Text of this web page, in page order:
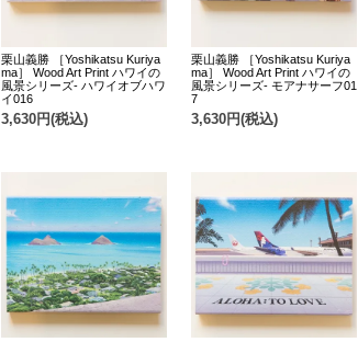
栗山義勝 ［Yoshikatsu Kuriya
ma］ Wood Art Print ハワイの
風景シリーズ- ハワイオブハワ
イ016
3,630円(税込)
栗山義勝 ［Yoshikatsu Kuriya
ma］ Wood Art Print ハワイの
風景シリーズ- モアナサーフ01
7
3,630円(税込)